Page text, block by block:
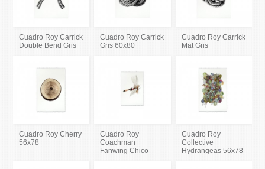
Cuadro Roy Carrick
Double Bend Gris
Cuadro Roy Carrick
Gris 60x80
Cuadro Roy Carrick
Mat Gris
Cuadro Roy Cherry
56x78
Cuadro Roy
Coachman
Fanwing Chico
Cuadro Roy
Collective
Hydrangeas 56x78